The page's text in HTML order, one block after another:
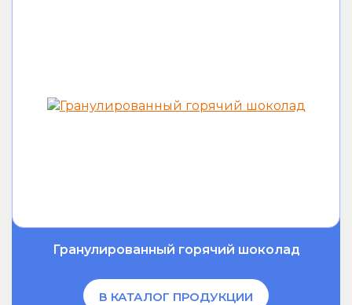
Гранулированный горячий шоколад
В КАТАЛОГ ПРОДУКЦИИ